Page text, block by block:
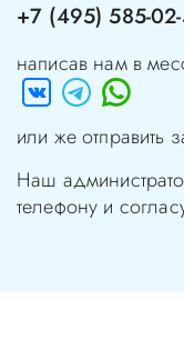
+7 (495) 585-02-
написав нам в
или же отправить
Наш
телефону и